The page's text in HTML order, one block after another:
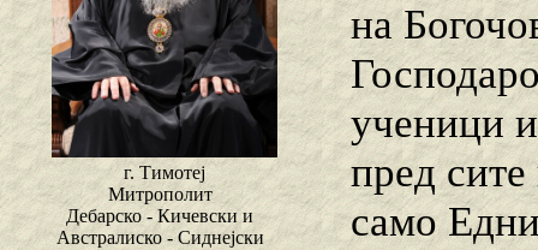
г. Тимотеј
Митрополит
Дебарско - Кичевски и
Австралиско - Сиднејски
на
ученици
пред
само